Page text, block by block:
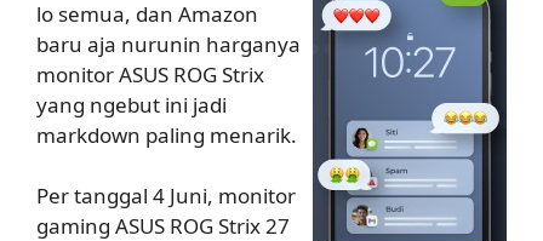
lo semua, dan Amazon
baru aja nurunin harganya
monitor ASUS ROG Strix
yang ngebut ini jadi
markdown paling menarik.
Per tanggal 4 Juni, monitor
gaming ASUS ROG Strix 27